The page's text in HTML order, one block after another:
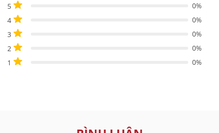
5
0%
4
0%
3
0%
2
0%
1
0%